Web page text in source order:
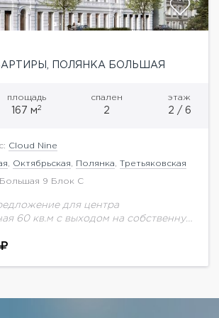
ПОЛЯНКА БОЛЬШАЯ
площадь
167 м2
спален
2
этаж
2 / 6
Cloud Nine
Октябрьская Полянка Третьяковская
9 Блок C
для центра
60 кв.м с выходом на собственную
и гардеробной. Терраса выходит в